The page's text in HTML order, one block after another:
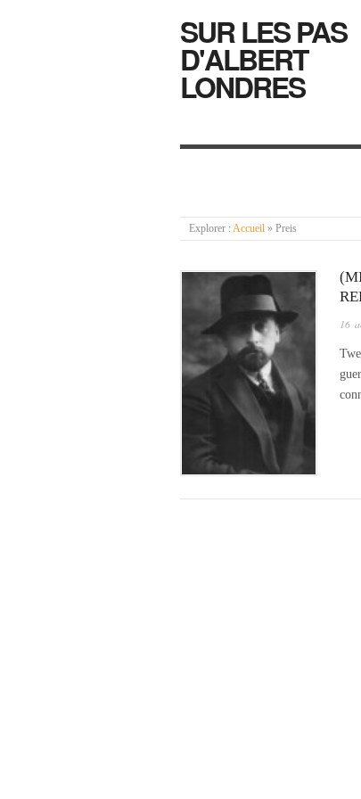
SUR LES PAS
D'ALBERT
LONDRES
Explorer : Accueil » Preis
16